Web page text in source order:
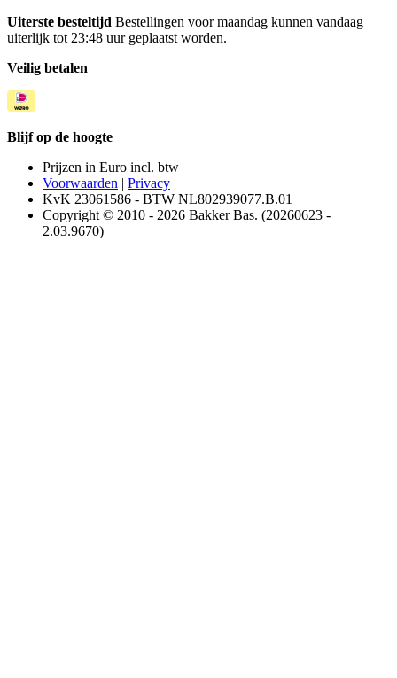
Uiterste besteltijd Bestellingen voor maandag kunnen vandaag
uiterlijk tot 23:48 uur geplaatst worden.
Veilig betalen
Blijf op de hoogte
Prijzen in Euro incl. btw
Voorwaarden | Privacy
KvK 23061586 - BTW NL802939077.B.01
Copyright © 2010 - 2026 Bakker Bas. (20260623 -
2.03.9670)